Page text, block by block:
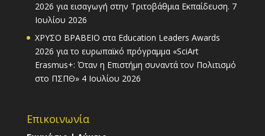
2026 για εισαγωγή στην Τριτοβάθμια Εκπαίδευση. 7
Ιουλίου 2026
ΧΡΥΣΟ ΒΡΑΒΕΙΟ στα Education Leaders Awards
2026 για το ευρωπαϊκό πρόγραμμα «SciArt
Erasmus+: Όταν η Επιστήμη συναντά τον Πολιτισμό
στο ΠΣΠΘ» 4 Ιουλίου 2026
Επικοινωνία